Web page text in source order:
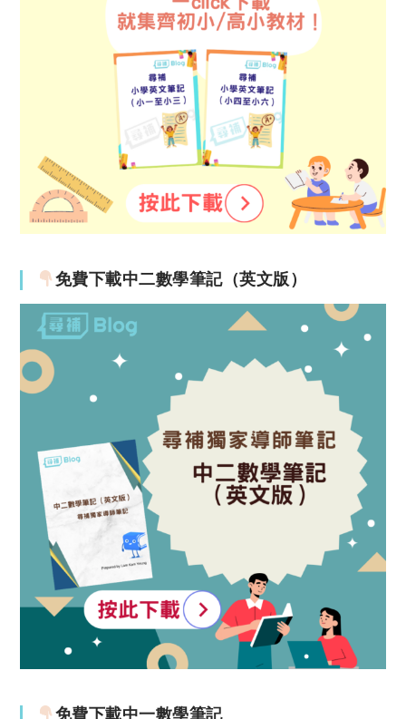
免費下載中二數學筆記（英文版）
免費下載中一數學筆記